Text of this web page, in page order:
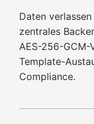
Daten
zentrales
AES-256-GCM-
Template-
Compliance.